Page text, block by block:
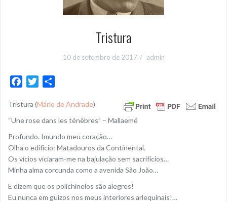
Tristura
10 de setembro de 2017 admin
c
e
o
o
i
t
e
a
r
Tristura (Mário de Andrade)
“Une rose dans les ténèbres” – Mallaemé
Profundo. Imundo meu coração…
Olha o edifício: Matadouros da Continental.
Os vícios viciaram-me na bajulação sem sacrifícios…
Minha alma corcunda como a avenida São João…
E dizem que os polichinelos são alegres!
Eu nunca em guizos nos meus interiores arlequinais!…